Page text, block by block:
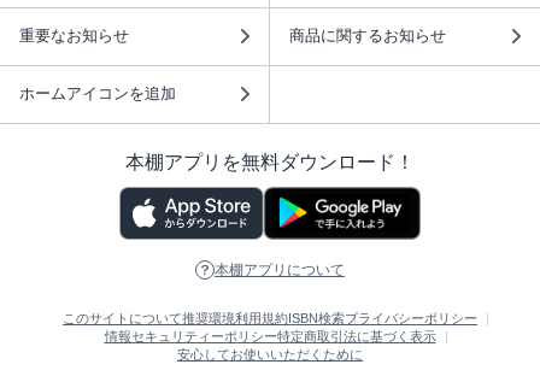
重要なお知らせ 商品に関するお知らせ
ホームアイコンを追加
本棚アプリを無料ダウンロード！
本棚アプリについて
このサイトについて推奨環境利用規約ISBN検索プライバシーポリシー
情報セキュリティーポリシー特定商取引法に基づく表示
安心してお使いいただくために